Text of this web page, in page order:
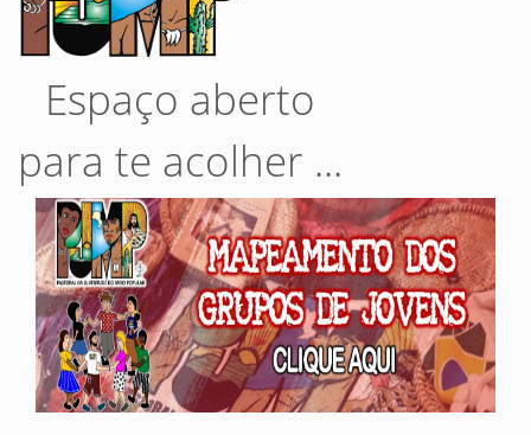
Espaço aberto
para te acolher ...